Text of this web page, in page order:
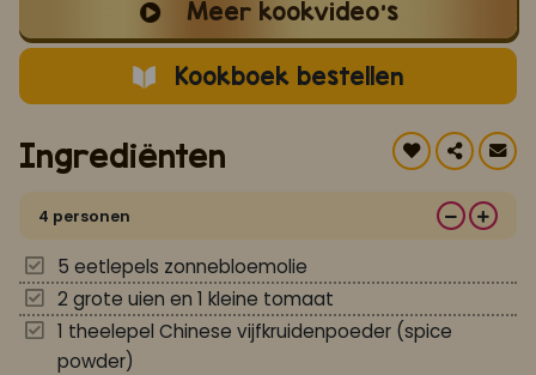
Meer kookvideo's
Kookboek bestellen
Ingrediënten
4 personen
5 eetlepels zonnebloemolie
2 grote uien en 1 kleine tomaat
1 theelepel Chinese vijfkruidenpoeder (spice
powder)